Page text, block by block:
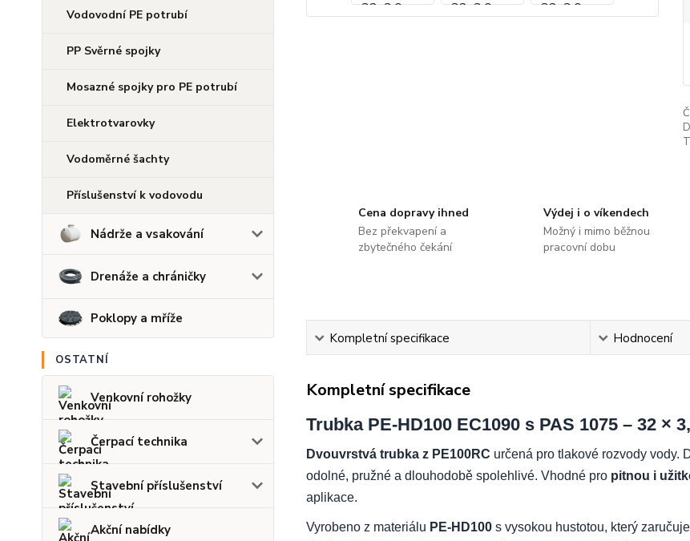
Vodovodní PE potrubí
PP Svěrné spojky
Mosazné spojky pro PE potrubí
Elektrotvarovky
Vodoměrné šachty
Příslušenství k vodovodu
Nádrže a vsakování
Drenáže a chráničky
Poklopy a mříže
OSTATNÍ
Venkovní rohožky
Čerpací technika
Stavební příslušenství
Akční nabídky
Cena dopravy ihned
Bez překvapení a
zbytečného čekání
Výdej i o víkendech
Možný i mimo běžnou
pracovní dobu
Kompletní specifikace Hodnocení
Kompletní specifikace
Trubka PE-HD100 EC1090 s PAS 1075 – 32 ×
Dvouvrstvá trubka z PE100RC určená pro tlakové rozvody vody.
odolné, pružné a dlouhodobě spolehlivé. Vhodné pro pitnou i
aplikace.
Vyrobeno z materiálu PE-HD100s vysokou hustotou, který